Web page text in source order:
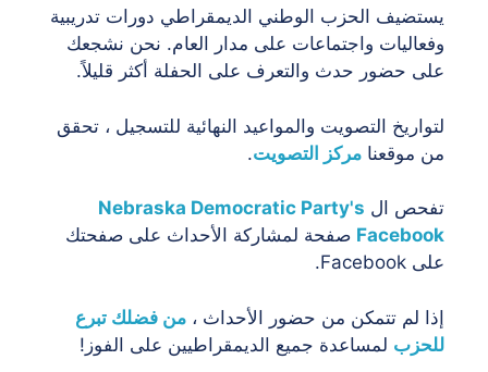
يستضيف الحزب الوطني الديمقراطي دورات تدريبية
وفعاليات واجتماعات على مدار العام. نحن نشجعك
على حضور حدث والتعرف على الحفلة أكثر قليلاً.
لتواريخ التصويت والمواعيد النهائية للتسجيل ، تحقق
من موقعنا مركز التصويت.
تفحص ال Nebraska Democratic Party's
Facebook صفحة لمشاركة الأحداث على صفحتك
على Facebook.
إذا لم تتمكن من حضور الأحداث ، من فضلك تبرع
للحزب لمساعدة جميع الديمقراطيين على الفوز!